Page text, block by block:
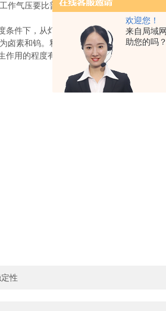
欢迎您！
来自局域
助您的吗？
作气压要比普通充气灯泡高得多。既然
条件下，从灯丝蒸发出来的钨在泡壁区域
卤素和钨。释放出来的钨部分回到灯丝
用的程度有所不同现在大量生产各种溴
性